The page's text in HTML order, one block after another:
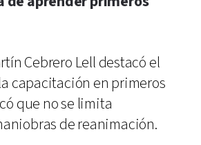
Cebrero Lell destacó el
capacitación en primeros
que no se limita
de reanimación.